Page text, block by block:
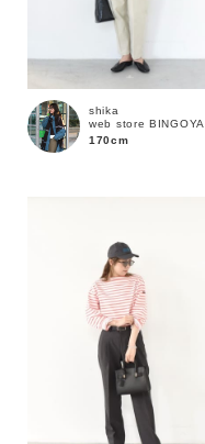
shika
web store BINGOYA
170cm